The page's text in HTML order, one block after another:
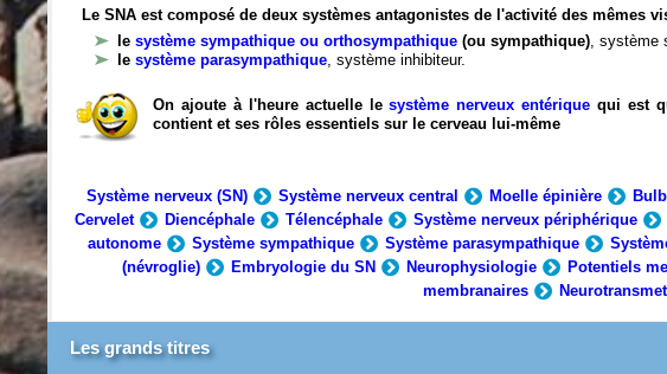
Le SNA est composé de deux systèmes antagonistes de l'activité des mêmes
lesystème sympathique ou orthosympathique (ou sympathique), système
lesystème parasympathique, système inhibiteur.
On ajoute à l'heure actuelle lesystème nerveux entérique qui est
contient et ses rôles essentiels sur le cerveau lui-même
Système nerveux (SN) Système nerveux central Moelle épinière
Cervelet
Diencéphale Télencéphale Système nerveux périphérique
autonome
Système sympathique Système parasympathique
(névroglie)
Embryologie du SN Neurophysiologie Potentiels
membranaires
Les grands titres